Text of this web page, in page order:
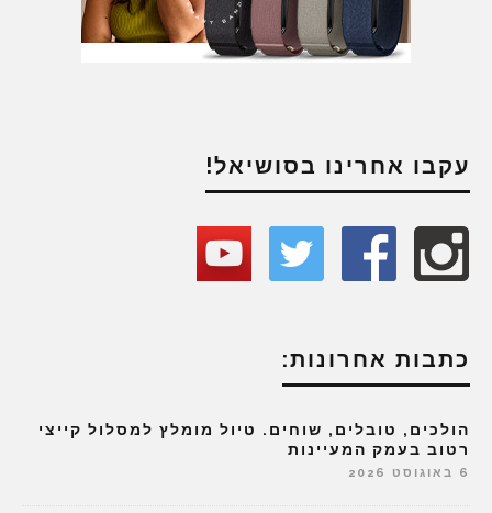
עקבו אחרינו בסושיאל!
כתבות אחרונות:
הולכים, טובלים, שוחים. טיול מומלץ למסלול קייצי
רטוב בעמק המעיינות
6 באוגוסט 2026